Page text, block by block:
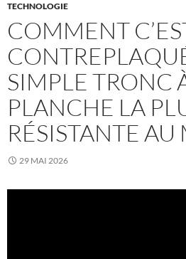
TECHNOLOGIE
COMMENT
SIMPLE TRONC
PLANCHE LA
RÉSISTANTE
29 MAI 2026